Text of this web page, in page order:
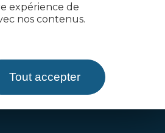
expérience de
nos contenus.
Tout accepter
Nos filières
L'immobilier /
Toute l'actualité